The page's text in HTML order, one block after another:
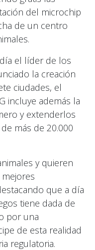
del microchip
de un centro
el líder de los
la creación
ciudades, el
incluye además la
y extenderlos
más de 20.000
y quieren
que a día
tiene dada de
por una
de esta realidad
regulatoria.